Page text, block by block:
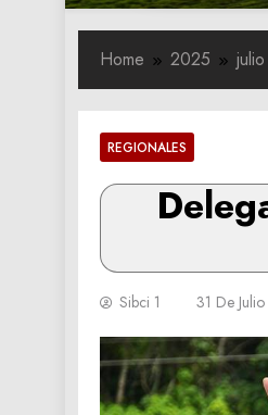
Home 2025 julio
REGIONALES
Sibci 1 31 De